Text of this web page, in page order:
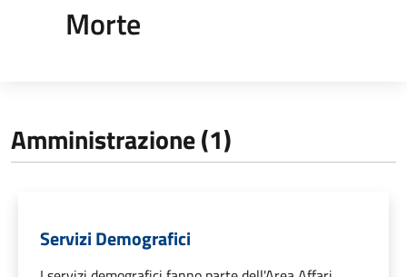
Morte
Amministrazione (1)
Servizi Demografici